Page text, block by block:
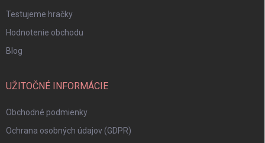
Testujeme hračky
Hodnotenie obchodu
Blog
UŽITOČNÉ INFORMÁCIE
Obchodné podmienky
Ochrana osobných údajov (GDPR)